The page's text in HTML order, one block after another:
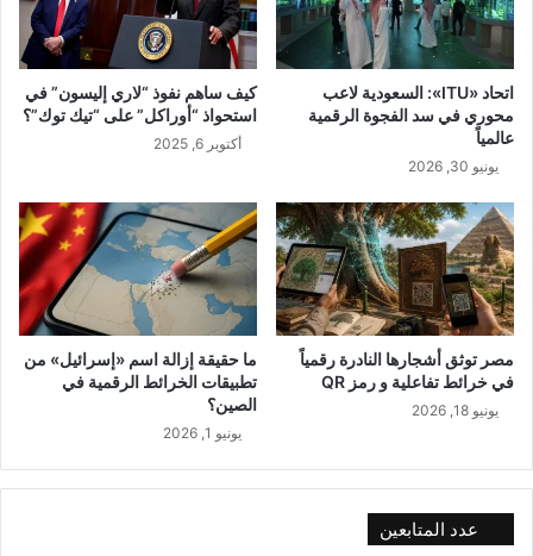
اتحاد «ITU»: السعودية لاعب
محوري في سد الفجوة الرقمية
عالمياً
يونيو 30, 2026
كيف ساهم نفوذ “لاري إليسون” في
استحواذ “أوراكل” على “تيك توك”؟
أكتوبر 6, 2025
مصر توثق أشجارها النادرة رقمياً
في خرائط تفاعلية و رمز QR
يونيو 18, 2026
ما حقيقة إزالة اسم «إسرائيل» من
تطبيقات الخرائط الرقمية في
الصين؟
يونيو 1, 2026
عدد المتابعين